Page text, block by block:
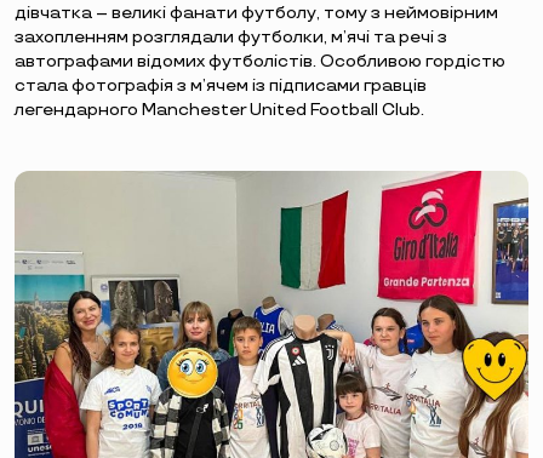
дівчатка – великі фанати футболу, тому з неймовірним
захопленням розглядали футболки, м’ячі та речі з
автографами відомих футболістів. Особливою гордістю
стала фотографія з м’ячем із підписами гравців
легендарного Manchester United Football Club.